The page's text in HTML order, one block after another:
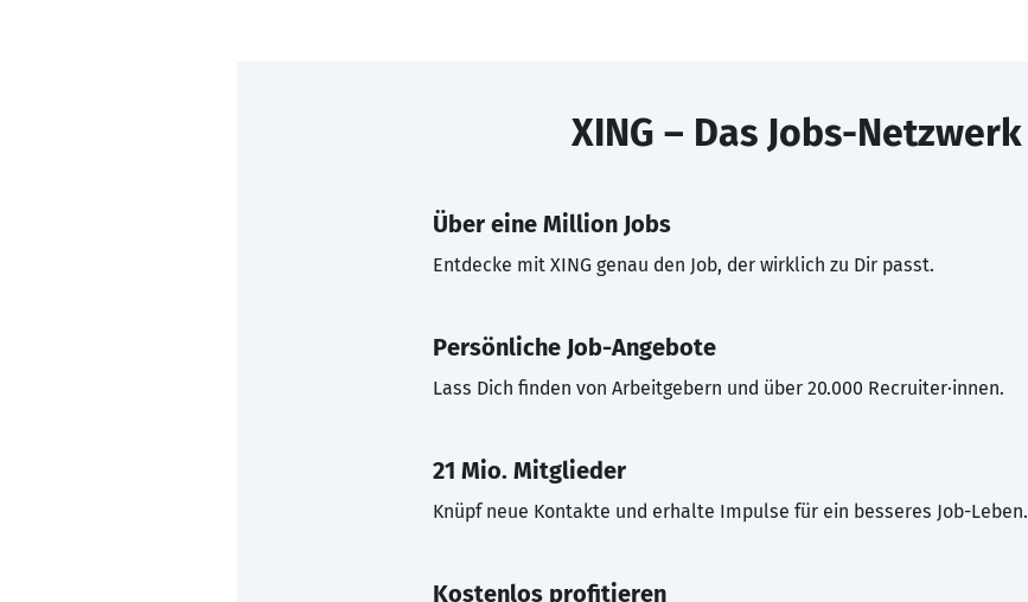
XING – Das Jobs-Netzwerk
Über eine Million Jobs
Entdecke mit XING genau den Job, der wirklich zu Dir passt.
Persönliche Job-Angebote
Lass Dich finden von Arbeitgebern und über 20.000 Recruiter·innen.
21 Mio. Mitglieder
Knüpf neue Kontakte und erhalte Impulse für ein besseres Job-Leben.
Kostenlos profitieren